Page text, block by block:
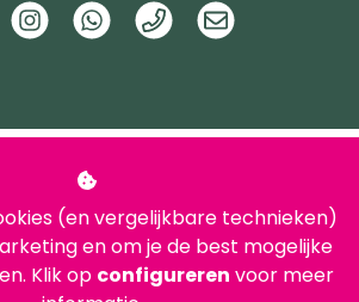
(en vergelijkbare technieken)
en om je de best mogelijke
Klik op configureren voor meer